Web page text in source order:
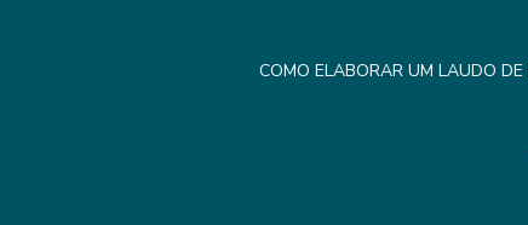
COMO ELABORAR UM LAUDO